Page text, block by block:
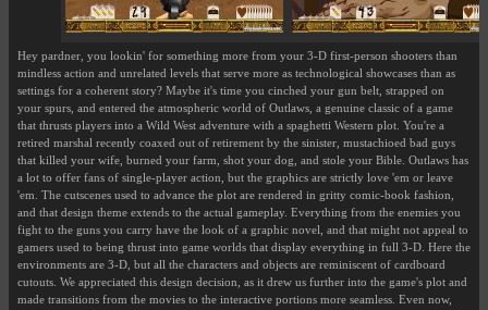
Hey pardner, you lookin' for something more from your 3-D first-person shooters than
mindless action and unrelated levels that serve more as technological showcases than as
settings for a coherent story? Maybe it's time you cinched your gun belt, strapped on
your spurs, and entered the atmospheric world of Outlaws, a genuine classic of a game
that thrusts players into a Wild West adventure with a spaghetti Western plot. You're a
retired marshal recently coaxed out of retirement by the sinister, mustachioed bad guys
that killed your wife, burned your farm, shot your dog, and stole your Bible. Outlaws has
a lot to offer fans of single-player action, but the graphics are strictly love 'em or leave
'em. The cutscenes used to advance the plot are rendered in gritty comic-book fashion,
and that design theme extends to the actual gameplay. Everything from the enemies you
fight to the guns you carry have the look of a graphic novel, and that might not appeal to
gamers used to being thrust into game worlds that display everything in full 3-D. Here the
environments are 3-D, but all the characters and objects are reminiscent of cardboard
cutouts. We appreciated this design decision, as it drew us further into the game's plot and
made transitions from the movies to the interactive portions more seamless. Even now,